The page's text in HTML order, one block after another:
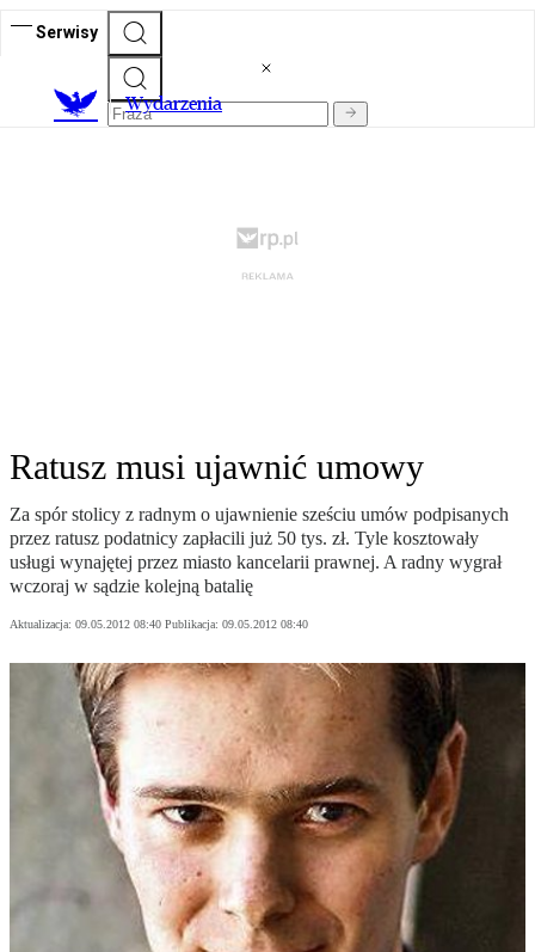
Serwisy
Wydarzenia
Ratusz musi ujawnić umowy
Za spór stolicy z radnym o ujawnienie sześciu umów podpisanych
przez ratusz podatnicy zapłacili już 50 tys. zł. Tyle kosztowały
usługi wynajętej przez miasto kancelarii prawnej. A radny wygrał
wczoraj w sądzie kolejną batalię
Aktualizacja: 09.05.2012 08:40 Publikacja: 09.05.2012 08:40